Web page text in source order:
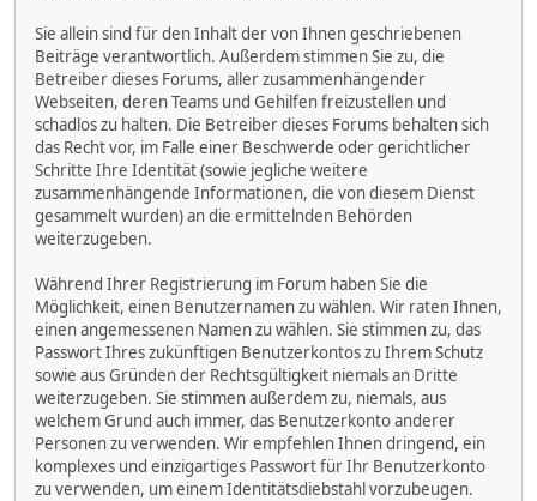
Sie allein sind für den Inhalt der von Ihnen geschriebenen
Beiträge verantwortlich. Außerdem stimmen Sie zu, die
Betreiber dieses Forums, aller zusammenhängender
Webseiten, deren Teams und Gehilfen freizustellen und
schadlos zu halten. Die Betreiber dieses Forums behalten sich
das Recht vor, im Falle einer Beschwerde oder gerichtlicher
Schritte Ihre Identität (sowie jegliche weitere
zusammenhängende Informationen, die von diesem Dienst
gesammelt wurden) an die ermittelnden Behörden
weiterzugeben.
Während Ihrer Registrierung im Forum haben Sie die
Möglichkeit, einen Benutzernamen zu wählen. Wir raten Ihnen,
einen angemessenen Namen zu wählen. Sie stimmen zu, das
Passwort Ihres zukünftigen Benutzerkontos zu Ihrem Schutz
sowie aus Gründen der Rechtsgültigkeit niemals an Dritte
weiterzugeben. Sie stimmen außerdem zu, niemals, aus
welchem Grund auch immer, das Benutzerkonto anderer
Personen zu verwenden. Wir empfehlen Ihnen dringend, ein
komplexes und einzigartiges Passwort für Ihr Benutzerkonto
zu verwenden, um einem Identitätsdiebstahl vorzubeugen.